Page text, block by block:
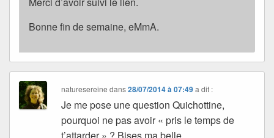
Bonne fin de semaine, eMmA.
naturesereine dans28/07/2014 à 07:49 a dit :
Je me pose une question Quichottine,
pourquoi ne pas avoir « pris le temps de